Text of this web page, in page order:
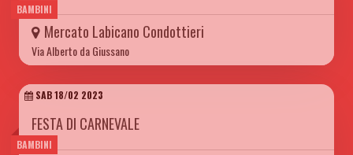
BAMBINI
Mercato Labicano Condottieri
Via Alberto da Giussano
BAMBINI
SAB 18/02 2023
FESTA DI CARNEVALE